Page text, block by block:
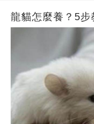
龍貓怎麼養？5